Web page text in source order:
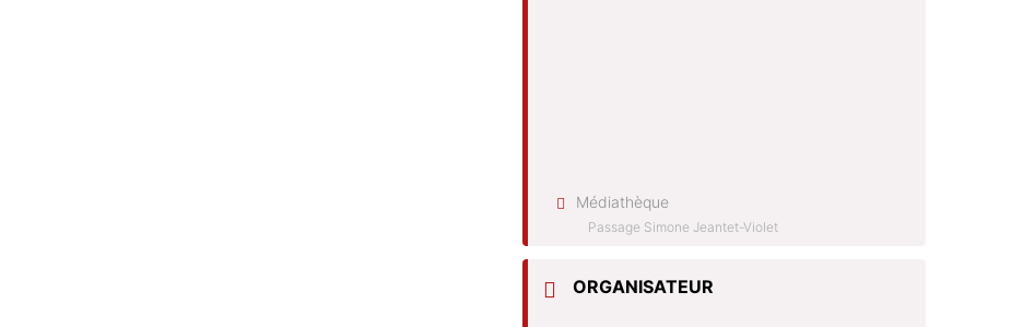
Médiathèque
Passage Simone Jeantet-Violet
ORGANISATEUR